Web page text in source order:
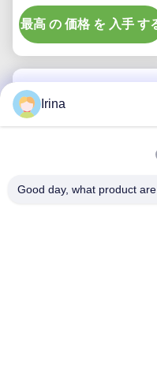
された吸入カテーテル
最高 の 価格 を 入手 す
Irina
Good day, what product